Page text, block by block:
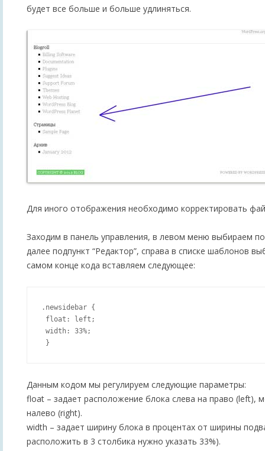
будет все больше и больше удлиняться.
Для иного отображения необходимо корректировать
Заходим в панель управления, в левом меню выбираем
далее подпункт “Редактор”, справа в списке шаблонов
самом конце кода вставляем следующее:
.newsidebar {
float: left;
width: 33%;
Данным кодом мы регулируем следующие параметры:
float – задает расположение блока слева на право (left),
налево (right).
width – задает ширину блока в процентах от ширины
расположить в 3 столбика нужно указать 33%).